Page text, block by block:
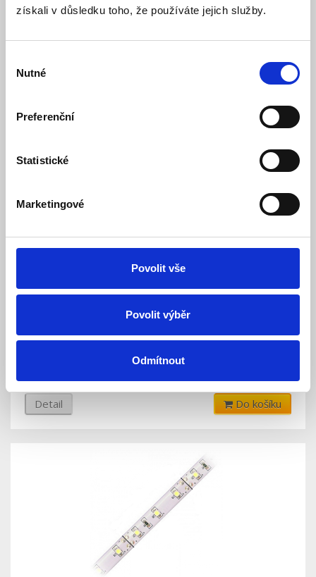
získali v důsledku toho, že používáte jejich služby.
souhlasu
Nutné
Preferenční
Statistické
Marketingové
Povolit vše
Povolit výběr
Odmítnout
bílá, cena za 1m
73 Kč
Detail Do košíku
LED pásek 4,8W/1m,IP20, 390lm, 4500K, denní
Detail Do košíku